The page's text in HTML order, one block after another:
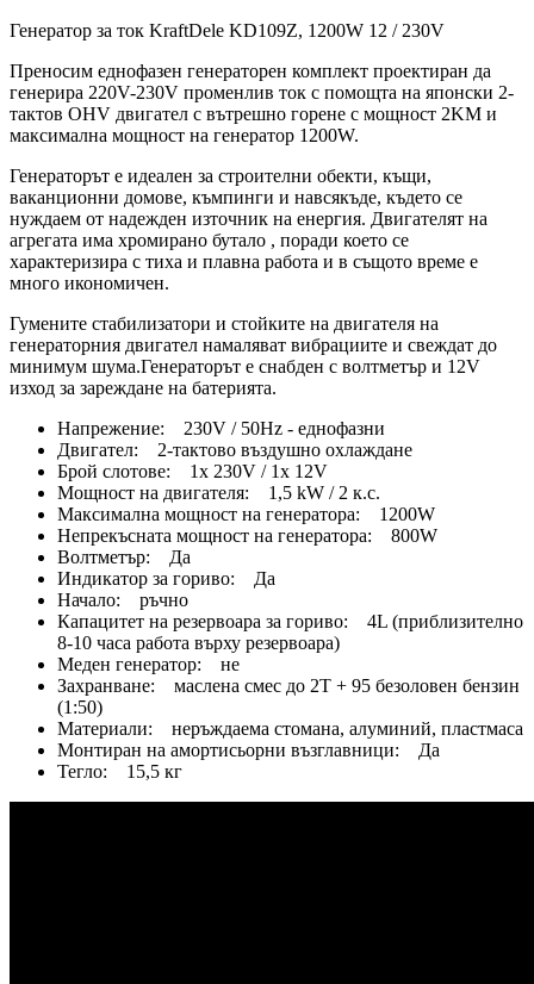
Генератор за ток KraftDele KD109Z, 1200W 12 / 230V
Преносим еднофазен генераторен комплект проектиран да
генерира 220V-230V променлив ток с помощта на японски 2-
тактов OHV двигател с вътрешно горене с мощност 2KM и
максимална мощност на генератор 1200W.
Генераторът е идеален за строителни обекти, къщи,
ваканционни домове, къмпинги и навсякъде, където се
нуждаем от надежден източник на енергия. Двигателят на
агрегата има хромирано бутало , поради което се
характеризира с тиха и плавна работа и в същото време е
много икономичен.
Гумените стабилизатори и стойките на двигателя на
генераторния двигател намаляват вибрациите и свеждат до
минимум шума.Генераторът е снабден с волтметър и 12V
изход за зареждане на батерията.
Напрежение: 230V / 50Hz - еднофазни
Двигател: 2-тактово въздушно охлаждане
Брой слотове: 1x 230V / 1x 12V
Мощност на двигателя: 1,5 kW / 2 к.с.
Максимална мощност на генератора: 1200W
Непрекъсната мощност на генератора: 800W
Волтметър: Да
Индикатор за гориво: Да
Начало: ръчно
Капацитет на резервоара за гориво: 4L (приблизително
8-10 часа работа върху резервоара)
Меден генератор: не
Захранване: маслена смес до 2T + 95 безоловен бензин
(1:50)
Материали: неръждаема стомана, алуминий, пластмаса
Монтиран на амортисьорни възглавници: Да
Тегло: 15,5 кг